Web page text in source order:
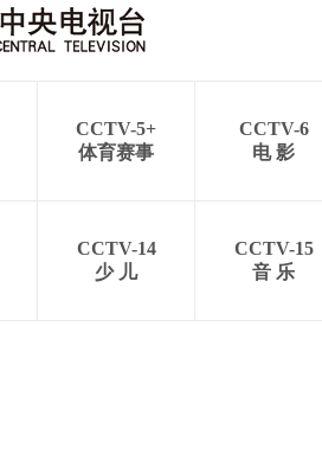
CCTV-5+
体育赛事
CCTV-6
电 影
CCTV-14
少 儿
CCTV-15
音 乐